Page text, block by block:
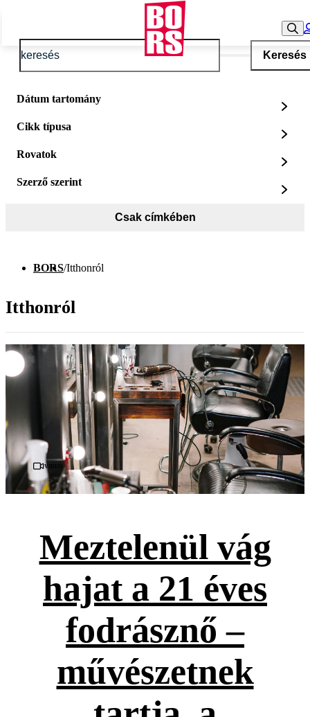
Keresés
Dátum tartomány
Cikk típusa
Rovatok
Szerző szerint
Csak címkében
BORS/Itthonról
Itthonról
Videó
Meztelenül vág
hajat a 21 éves
fodrásznő –
művészetnek